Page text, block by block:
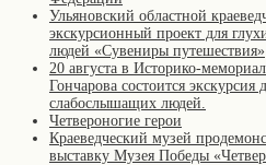
Ульяновский областной
экскурсионный проект для
людей «Сувениры путешествия»
20 августа в Историко-
Гончарова состоится экскурсия
слабослышащих людей.
Четвероногие герои
Краеведческий музей
выставку Музея Победы